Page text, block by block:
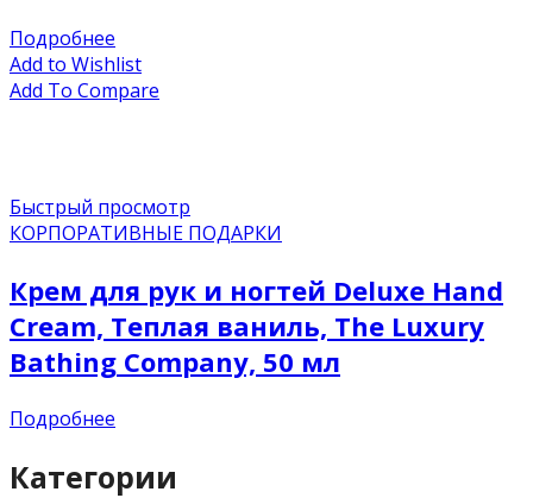
Подробнее
Add to Wishlist
Add To Compare
Быстрый просмотр
КОРПОРАТИВНЫЕ ПОДАРКИ
Крем для рук и ногтей Deluxe Hand
Cream, Теплая ваниль, The Luxury
Bathing Company, 50 мл
Подробнее
Категории